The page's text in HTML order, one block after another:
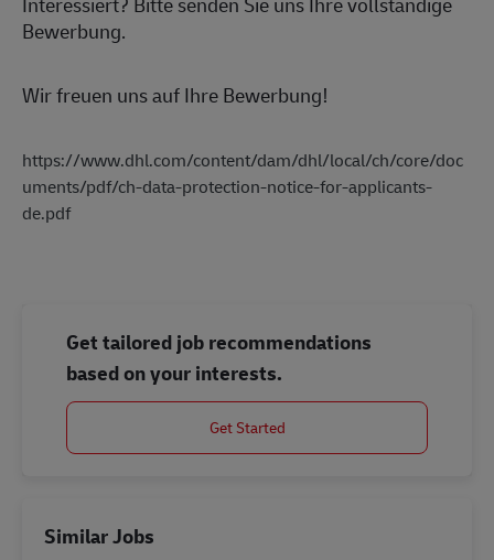
Bewerbung.
Wir freuen uns auf Ihre Bewerbung!
https://www.dhl.com/content/dam/dhl/local/ch/core/doc
uments/pdf/ch-data-protection-notice-for-applicants-
de.pdf
Get tailored job recommendations
based on your interests.
Get Started
Similar Jobs